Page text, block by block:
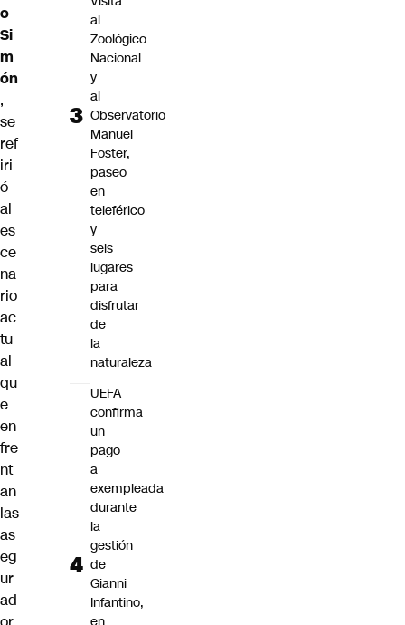
o
Si
m
ón
,
se
ref
iri
ó
al
es
ce
na
rio
ac
tu
al
qu
e
en
fre
nt
an
las
as
eg
ur
ad
al
Zoológico
Nacional
y
al
Observatorio
Manuel
Foster,
paseo
en
teleférico
y
seis
lugares
para
disfrutar
de
la
naturaleza
UEFA
confirma
un
pago
a
exempleada
durante
la
gestión
de
Gianni
Infantino,
en